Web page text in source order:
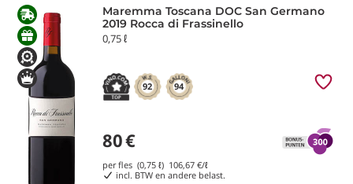
Maremma Toscana DOC San Germano
2019 Rocca di Frassinello
0,75 ℓ
92 94
80€
per fles (0,75 ℓ) 106,67 €/ℓ
incl. BTW en andere belast.